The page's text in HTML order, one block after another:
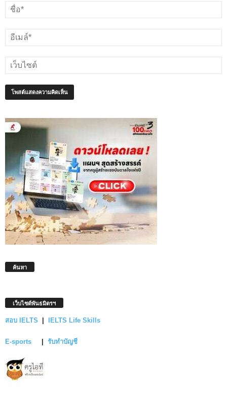
ค้นหา
เว็บไซต์พันธมิตรฯ
สอบ IELTS IELTS Life Skills
E-sports รับทำบัญชี